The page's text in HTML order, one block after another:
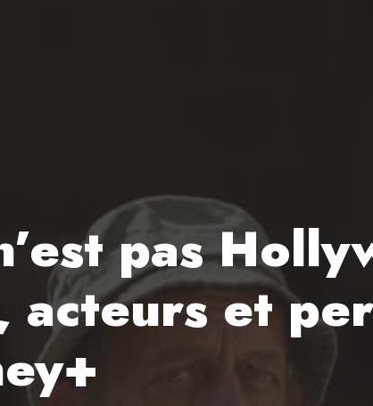
pas
acteurs et